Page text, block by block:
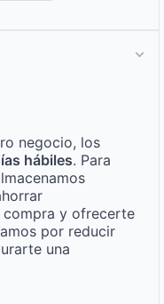
negocio, los
hábiles. Para
compra y ofrecerte
por reducir
una